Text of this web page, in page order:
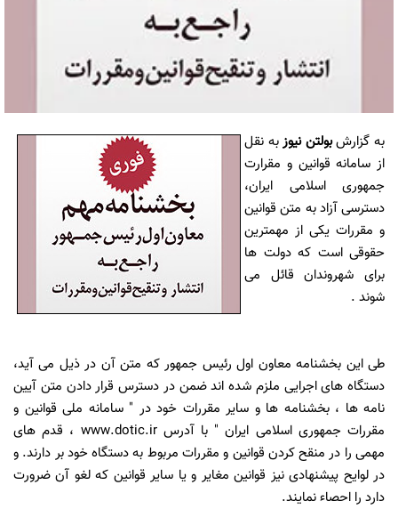
به گزارش بولتن نیوز به نقل
از سامانه قوانین و مقرارت
جمهوری اسلامی ایران،
دسترسی آزاد به متن قوانین
و مقررات یکی از مهمترین
حقوقی است که دولت ها
برای شهروندان قائل می
شوند .
طی این بخشنامه معاون اول رئیس جمهور که متن آن در ذیل می آید،
دستگاه های اجرایی ملزم شده اند ضمن در دسترس قرار دادن متن آیین
نامه ها ، بخشنامه ها و سایر مقررات خود در " سامانه ملی قوانین و
مقررات جمهوری اسلامی ایران " با آدرس www.dotic.ir ، قدم های
مهمی را در منقح کردن قوانین و مقررات مربوط به دستگاه خود بر دارند. و
در لوایح پیشنهادی نیز قوانین مغایر و یا سایر قوانین که لغو آن ضرورت
دارد را احصاء نمایند.